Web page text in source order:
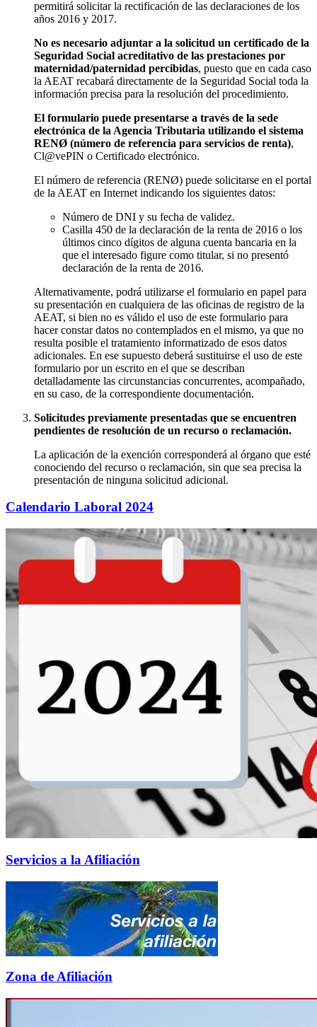
permitirá solicitar la rectificación de las declaraciones de los
años 2016 y 2017.
No es necesario adjuntar a la solicitud un certificado de la
Seguridad Social acreditativo de las prestaciones por
maternidad/paternidad percibidas, puesto que en cada caso
la AEAT recabará directamente de la Seguridad Social toda la
información precisa para la resolución del procedimiento.
El formulario puede presentarse a través de la sede
electrónica de la Agencia Tributaria utilizando el sistema
RENØ (número de referencia para servicios de renta),
Cl@vePIN o Certificado electrónico.
El número de referencia (RENØ) puede solicitarse en el portal
de la AEAT en Internet indicando los siguientes datos:
Número de DNI y su fecha de validez.
Casilla 450 de la declaración de la renta de 2016 o los
últimos cinco dígitos de alguna cuenta bancaria en la
que el interesado figure como titular, si no presentó
declaración de la renta de 2016.
Alternativamente, podrá utilizarse el formulario en papel para
su presentación en cualquiera de las oficinas de registro de la
AEAT, si bien no es válido el uso de este formulario para
hacer constar datos no contemplados en el mismo, ya que no
resulta posible el tratamiento informatizado de esos datos
adicionales. En ese supuesto deberá sustituirse el uso de este
formulario por un escrito en el que se describan
detalladamente las circunstancias concurrentes, acompañado,
en su caso, de la correspondiente documentación.
Solicitudes previamente presentadas que se encuentren
pendientes de resolución de un recurso o reclamación.
La aplicación de la exención corresponderá al órgano que esté
conociendo del recurso o reclamación, sin que sea precisa la
presentación de ninguna solicitud adicional.
Calendario Laboral 2024
Servicios a la Afiliación
Zona de Afiliación